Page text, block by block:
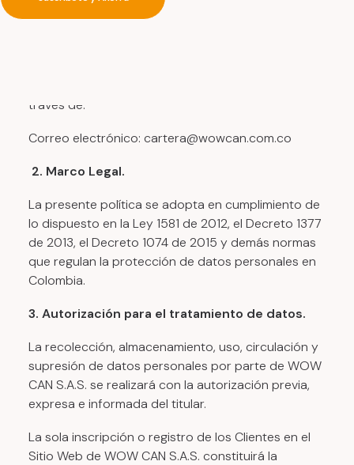
web, canales digitales de venta y demás medios
través de:
Correo electrónico: cartera@wowcan.com.co
2. Marco Legal.
La presente política se adopta en cumplimiento de
lo dispuesto en la Ley 1581 de 2012, el Decreto 1377
de 2013, el Decreto 1074 de 2015 y demás normas
que regulan la protección de datos personales en
Colombia.
3. Autorización para el tratamiento de datos.
La recolección, almacenamiento, uso, circulación y
supresión de datos personales por parte de WOW
CAN S.A.S. se realizará con la autorización previa,
expresa e informada del titular.
La sola inscripción o registro de los Clientes en el
Sitio Web de WOW CAN S.A.S. constituirá la